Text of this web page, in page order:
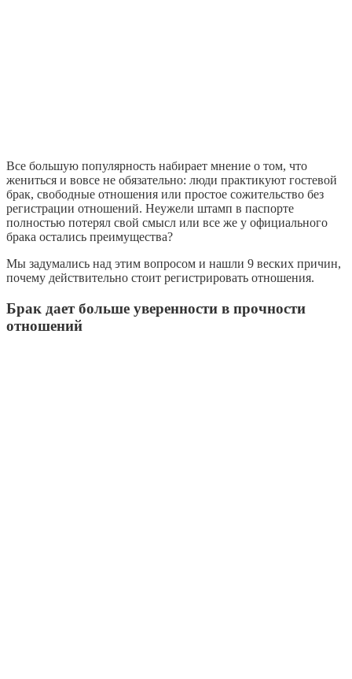
Все большую популярность набирает мнение о том, что
жениться и вовсе не обязательно: люди практикуют гостевой
брак, свободные отношения или простое сожительство без
регистрации отношений. Неужели штамп в паспорте
полностью потерял свой смысл или все же у официального
брака остались преимущества?
Мы задумались над этим вопросом и нашли 9 веских причин,
почему действительно стоит регистрировать отношения.
Брак дает больше уверенности в прочности
отношений